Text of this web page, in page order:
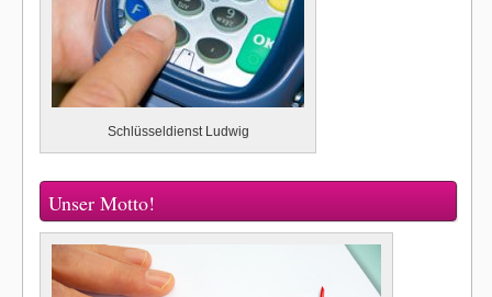
Schlüsseldienst Ludwig
Unser Motto!